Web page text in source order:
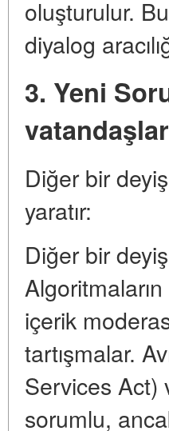
oluşturulur.
diyalog
3. Yeni
Diğer bir
yaratır:
Diğer bir
içerik
tartışmalar.
Services Act)
sorumlu,